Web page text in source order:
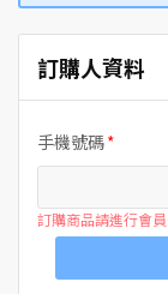
訂購人資料
手機號碼
訂購商品請進行會